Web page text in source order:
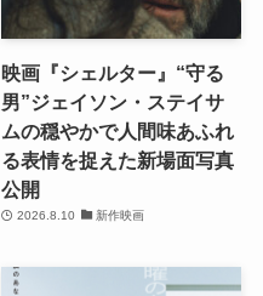
映画『シェルター』“守る
男”ジェイソン・ステイサ
ムの穏やかで人間味あふれ
る表情を捉えた新場面写真
公開
2026.8.10 新作映画